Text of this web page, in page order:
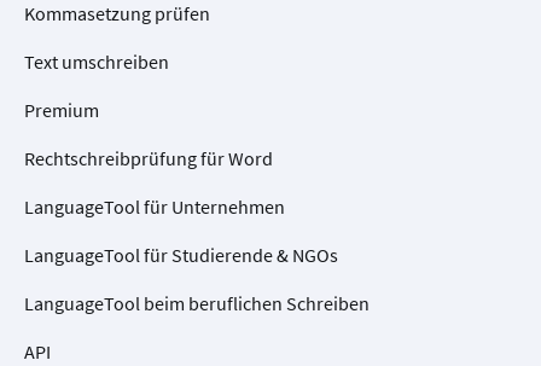
Kommasetzung prüfen
Text umschreiben
Premium
Rechtschreibprüfung für Word
LanguageTool für Unternehmen
LanguageTool für Studierende & NGOs
LanguageTool beim beruflichen Schreiben
API